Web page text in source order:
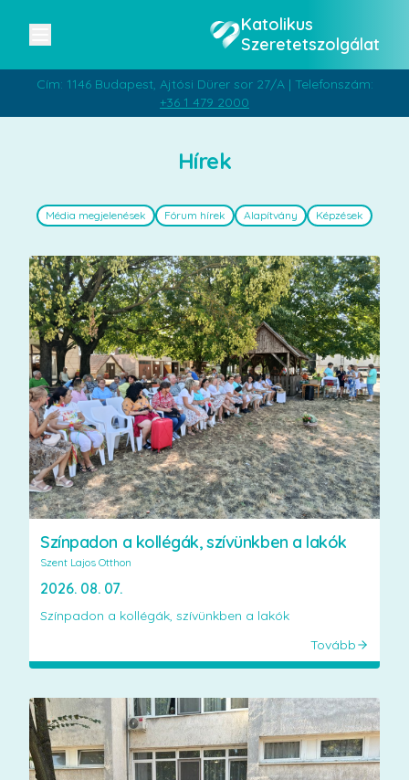
Katolikus
Szeretetszolgálat
Cím: 1146 Budapest, Ajtósi Dürer sor 27/A | Telefonszám:
+36 1 479 2000
Hírek
Média megjelenések Fórum hírek Alapítvány Képzések
Színpadon a kollégák, szívünkben a lakók
Szent Lajos Otthon
2026. 08. 07.
Színpadon a kollégák, szívünkben a lakók
Tovább